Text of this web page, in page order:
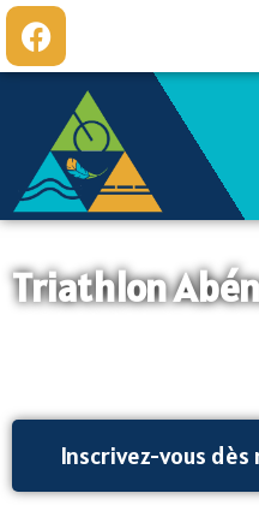
Triathlon
Inscrivez-vous